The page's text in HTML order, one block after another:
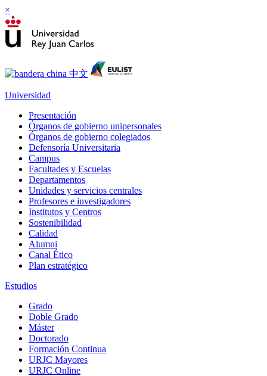
×
Universidad
Presentación
Órganos de gobierno unipersonales
Órganos de gobierno colegiados
Defensoría Universitaria
Campus
Facultades y Escuelas
Departamentos
Unidades y servicios centrales
Profesores e investigadores
Institutos y Centros
Sostenibilidad
Calidad
Alumni
Canal Ético
Plan estratégico
Estudios
Grado
Doble Grado
Máster
Doctorado
Formación Continua
URJC Mayores
URJC Online